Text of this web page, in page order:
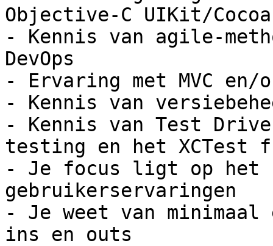
Objective-C UIKit/Cocoa
- Kennis van agile-
DevOps
- Ervaring met MVC en/of
- Kennis van
- Kennis van Test
testing en het XCTest
- Je focus ligt op het
gebruikerservaringen
- Je weet van minimaal
ins en outs